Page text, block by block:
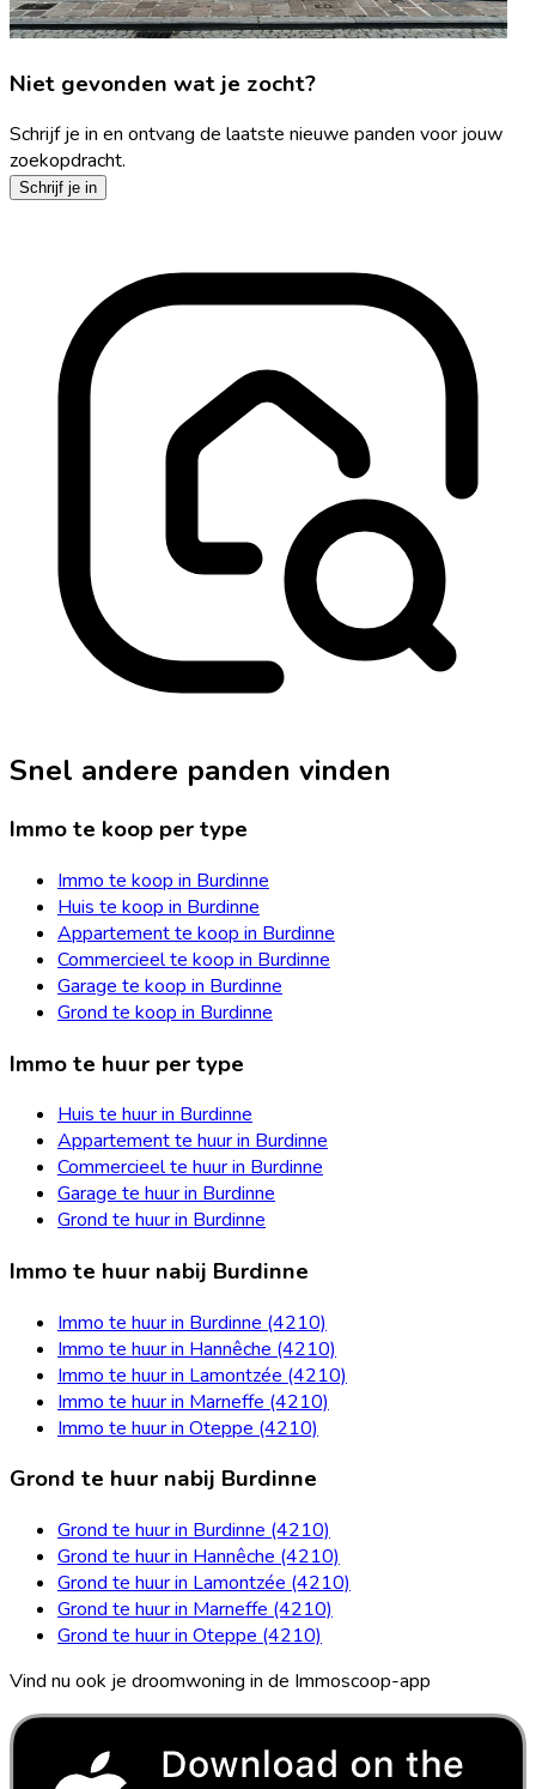
Niet gevonden wat je zocht?
Schrijf je in en ontvang de laatste nieuwe panden voor jouw
zoekopdracht.
Schrijf je in
Snel andere panden vinden
Immo te koop per type
Immo te koop in Burdinne
Huis te koop in Burdinne
Appartement te koop in Burdinne
Commercieel te koop in Burdinne
Garage te koop in Burdinne
Grond te koop in Burdinne
Immo te huur per type
Huis te huur in Burdinne
Appartement te huur in Burdinne
Commercieel te huur in Burdinne
Garage te huur in Burdinne
Grond te huur in Burdinne
Immo te huur nabij Burdinne
Immo te huur in Burdinne (4210)
Immo te huur in Hannêche (4210)
Immo te huur in Lamontzée (4210)
Immo te huur in Marneffe (4210)
Immo te huur in Oteppe (4210)
Grond te huur nabij Burdinne
Grond te huur in Burdinne (4210)
Grond te huur in Hannêche (4210)
Grond te huur in Lamontzée (4210)
Grond te huur in Marneffe (4210)
Grond te huur in Oteppe (4210)
Vind nu ook je droomwoning in de Immoscoop-app